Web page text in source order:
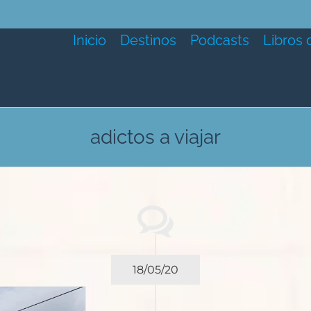
Inicio Destinos Podcasts Libros
adictos a viajar
18/05/20